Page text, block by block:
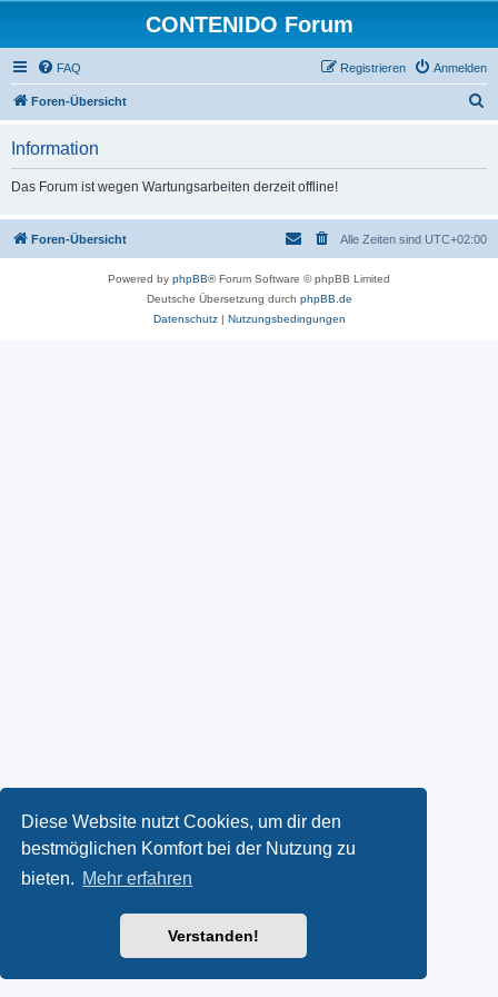
Diese Website nutzt Cookies, um dir den
bestmöglichen Komfort bei der Nutzung zu
bieten. Mehr erfahren
Verstanden!
CONTENIDO Forum
FAQ Anmelden
Registrieren
Foren-Übersicht
Information
Das Forum ist wegen Wartungsarbeiten derzeit offline!
Foren-Übersicht Alle Zeiten sind UTC+02:00
Powered by phpBB® Forum Software © phpBB Limited
Deutsche Übersetzung durch phpBB.de
Datenschutz| Nutzungsbedingungen